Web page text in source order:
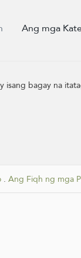
Ang mga
isang bagay na
. Ang Fiqh ng mga